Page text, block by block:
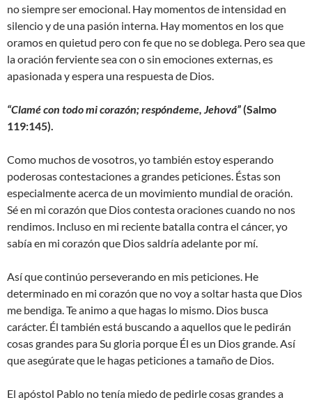
no siempre ser emocional. Hay momentos de intensidad en
silencio y de una pasión interna. Hay momentos en los que
oramos en quietud pero con fe que no se doblega. Pero sea que
la oración ferviente sea con o sin emociones externas, es
apasionada y espera una respuesta de Dios.
“Clamé con todo mi corazón; respóndeme, Jehová”(Salmo
119:145).
Como muchos de vosotros, yo también estoy esperando
poderosas contestaciones a grandes peticiones. Éstas son
especialmente acerca de un movimiento mundial de oración.
Sé en mi corazón que Dios contesta oraciones cuando no nos
rendimos. Incluso en mi reciente batalla contra el cáncer, yo
sabía en mi corazón que Dios saldría adelante por mí.
Así que continúo perseverando en mis peticiones. He
determinado en mi corazón que no voy a soltar hasta que Dios
me bendiga. Te animo a que hagas lo mismo. Dios busca
carácter. Él también está buscando a aquellos que le pedirán
cosas grandes para Su gloria porque Él es un Dios grande. Así
que asegúrate que le hagas peticiones a tamaño de Dios.
El apóstol Pablo no tenía miedo de pedirle cosas grandes a